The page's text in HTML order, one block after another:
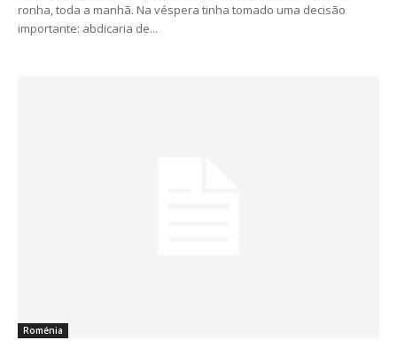
ronha, toda a manhã. Na véspera tinha tomado uma decisão
importante: abdicaria de...
Roménia